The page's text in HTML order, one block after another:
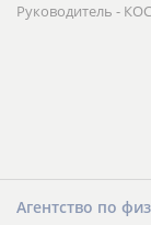
Руководитель -
Агентство по